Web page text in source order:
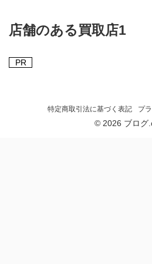
店舗のある買取店1
PR
特定商取引法に基づく表記 プ
© 2026 ブログ